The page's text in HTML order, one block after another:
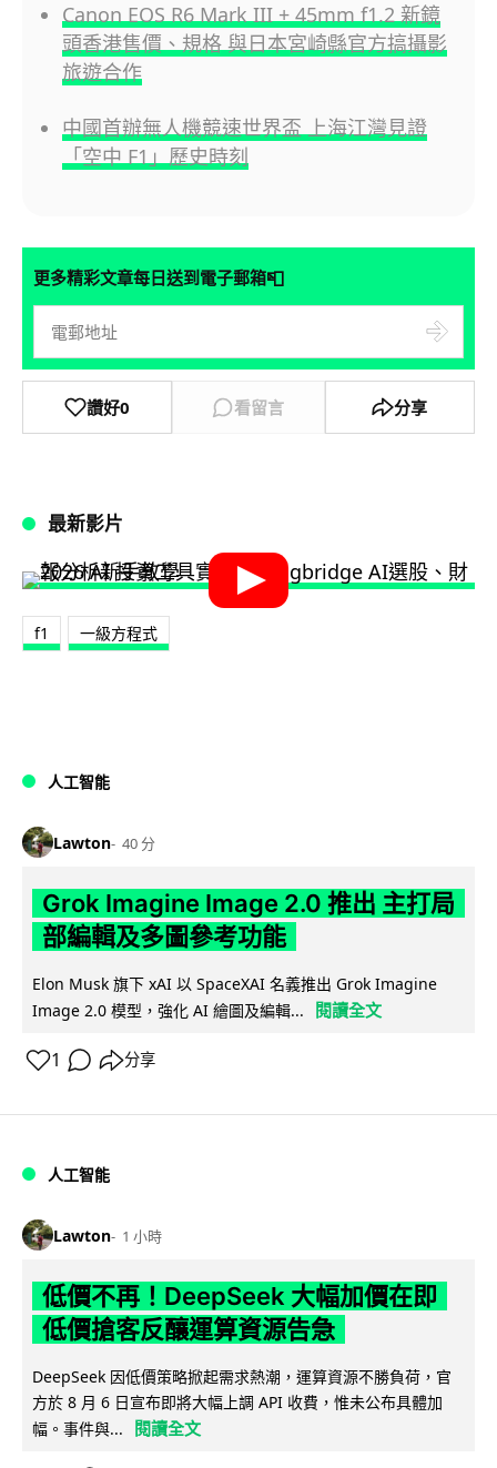
Canon EOS R6 Mark III + 45mm f1.2 新鏡
頭香港售價、規格 與日本宮崎縣官方搞攝影
旅遊合作
中國首辦無人機競速世界盃 上海江灣見證
「空中 F1」歷史時刻
更多精彩文章每日送到電子郵箱📮
讚好0 看留言 分享
最新影片
f1 一級方程式
人工智能
Lawton 40 分
Grok Imagine Image 2.0 推出 主打局
部編輯及多圖參考功能
Elon Musk 旗下 xAI 以 SpaceXAI 名義推出 Grok Imagine
Image 2.0 模型，強化 AI 繪圖及編輯...
閱讀全文
1 分享
人工智能
Lawton 1 小時
低價不再！DeepSeek 大幅加價在即
低價搶客反釀運算資源告急
DeepSeek 因低價策略掀起需求熱潮，運算資源不勝負荷，官
方於 8 月 6 日宣布即將大幅上調 API 收費，惟未公布具體加
幅。事件與...
閱讀全文